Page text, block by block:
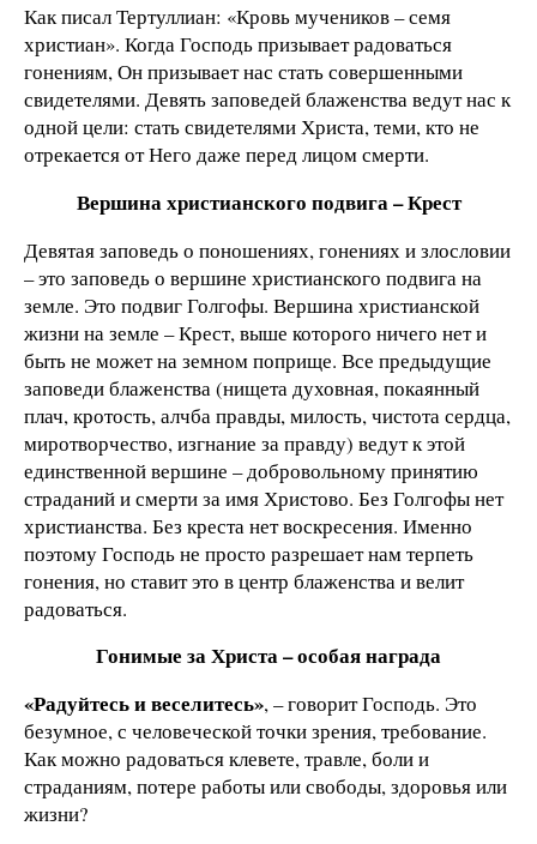
Как писал Тертуллиан: «Кровь мучеников – семя
христиан». Когда Господь призывает радоваться
гонениям, Он призывает нас стать совершенными
свидетелями. Девять заповедей блаженства ведут нас к
одной цели: стать свидетелями Христа, теми, кто не
отрекается от Него даже перед лицом смерти.
Вершина христианского подвига – Крест
Девятая заповедь о поношениях, гонениях и злословии
– это заповедь о вершине христианского подвига на
земле. Это подвиг Голгофы. Вершина христианской
жизни на земле – Крест, выше которого ничего нет и
быть не может на земном поприще. Все предыдущие
заповеди блаженства (нищета духовная, покаянный
плач, кротость, алчба правды, милость, чистота сердца,
миротворчество, изгнание за правду) ведут к этой
единственной вершине – добровольному принятию
страданий и смерти за имя Христово. Без Голгофы нет
христианства. Без креста нет воскресения. Именно
поэтому Господь не просто разрешает нам терпеть
гонения, но ставит это в центр блаженства и велит
радоваться.
Гонимые за Христа – особая награда
«Радуйтесь и веселитесь», – говорит Господь. Это
безумное, с человеческой точки зрения, требование.
Как можно радоваться клевете, травле, боли и
страданиям, потере работы или свободы, здоровья или
жизни?